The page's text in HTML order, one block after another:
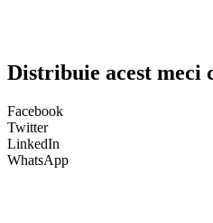
Distribuie acest
Facebook
Twitter
LinkedIn
WhatsApp